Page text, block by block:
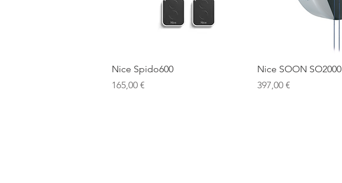
Ātrais skats
Nice Spido600
Cena
165,00 €
Ātrais skats
Nice SOON SO2000
Cena
397,00 €